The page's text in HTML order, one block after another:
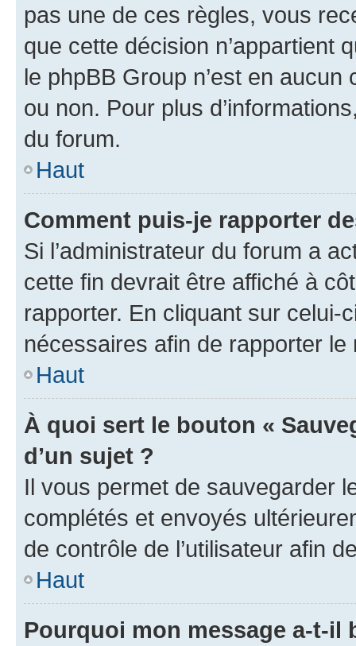
pas une de ces règles, vous
que cette décision n’appartient
le phpBB Group n’est en
ou non. Pour plus
du forum.
Haut
Comment puis-je rapporter
Si l’administrateur du forum a
cette fin devrait être affiché à
rapporter. En cliquant sur
nécessaires afin de rapporter le
Haut
À quoi sert le bouton «
d’un sujet ?
Il vous permet de sauvegarder
complétés et envoyés
de contrôle de l’utilisateur afin
Haut
Pourquoi mon message a-t-il